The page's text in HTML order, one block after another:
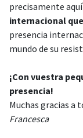
precisamente
internacional
presencia
mundo de su
¡Con vuestra
presencia!
Muchas gracias a
Francesca